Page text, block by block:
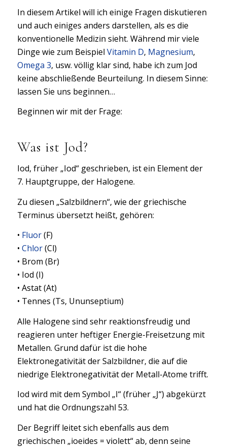
In diesem Artikel will ich einige Fragen diskutieren
und auch einiges anders darstellen, als es die
konventionelle Medizin sieht. Während mir viele
Dinge wie zum Beispiel Vitamin D, Magnesium,
Omega 3, usw. völlig klar sind, habe ich zum Jod
keine abschließende Beurteilung. In diesem Sinne:
lassen Sie uns beginnen…
Beginnen wir mit der Frage:
Was ist Jod?
Iod, früher „Iod“ geschrieben, ist ein Element der
7. Hauptgruppe, der Halogene.
Zu diesen „Salzbildnern“, wie der griechische
Terminus übersetzt heißt, gehören:
• Fluor(F)
• Chlor(Cl)
• Brom (Br)
• Iod (I)
• Astat (At)
• Tennes (Ts, Ununseptium)
Alle Halogene sind sehr reaktionsfreudig und
reagieren unter heftiger Energie-Freisetzung mit
Metallen. Grund dafür ist die hohe
Elektronegativität der Salzbildner, die auf die
niedrige Elektronegativität der Metall-Atome trifft.
Iod wird mit dem Symbol „I“ (früher „J“) abgekürzt
und hat die Ordnungszahl 53.
Der Begriff leitet sich ebenfalls aus dem
griechischen „ioeides = violett“ ab, denn seine